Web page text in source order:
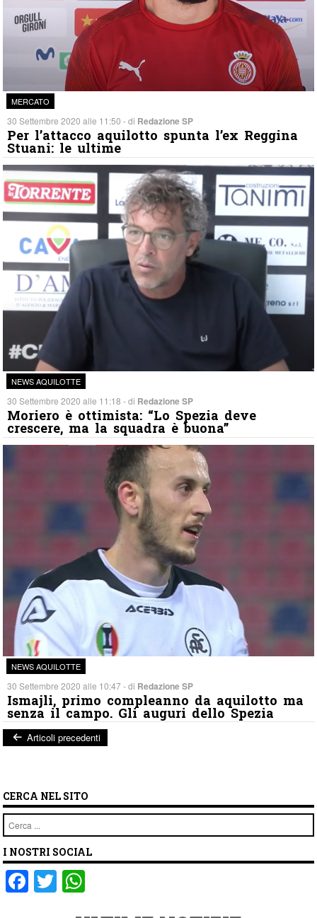
MERCATO
30 Settembre 2020 alle 11:50 - di Redazione SP
Per l’attacco aquilotto spunta l’ex Reggina
Stuani: le ultime
NEWS AQUILOTTE
30 Settembre 2020 alle 11:18 - di Redazione SP
Moriero è ottimista: “Lo Spezia deve
crescere, ma la squadra è buona”
NEWS AQUILOTTE
30 Settembre 2020 alle 10:47 - di Redazione SP
Ismajli, primo compleanno da aquilotto ma
senza il campo. Gli auguri dello Spezia
Articoli precedenti
CERCA NEL SITO
Cerca
I NOSTRI SOCIAL
F
a
T
wi